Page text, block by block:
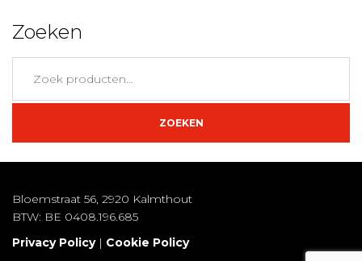
Zoeken
naar:
ZOEKEN
Bloemstraat 56, 2920 Kalmthout
BTW: BE 0408.196.685
Privacy Policy| Cookie Policy